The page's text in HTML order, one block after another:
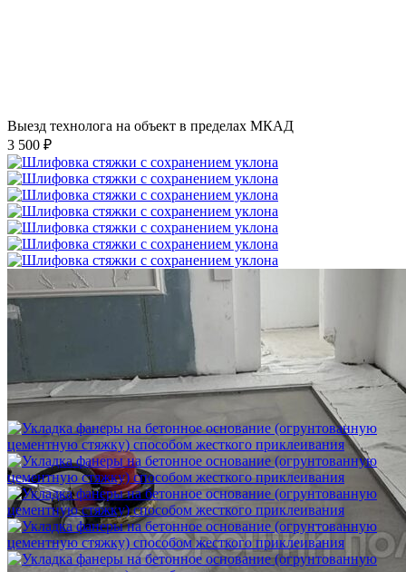
Выезд технолога на объект в пределах МКАД
3 500 ₽
Шлифовка стяжки с сохранением уклона
1 500 ₽